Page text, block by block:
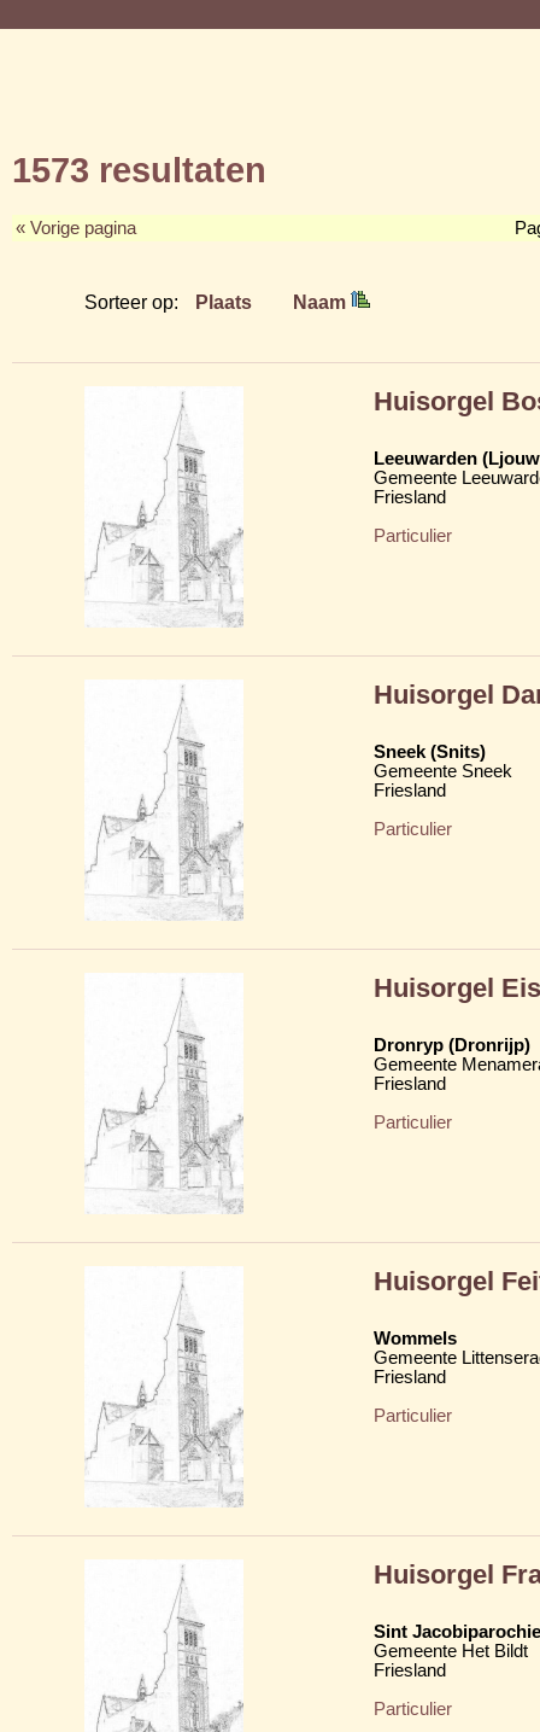
1573 resultaten
« Vorige pagina
Sorteer op: Plaats Naam
Huisorgel
Leeuwarden
Gemeente
Friesland
Particulier
Huisorgel
Sneek (Snits)
Gemeente Sneek
Friesland
Particulier
Huisorgel
Dronryp (Dronrijp)
Gemeente
Friesland
Particulier
Huisorgel
Wommels
Gemeente
Friesland
Particulier
Huisorgel
Sint
Gemeente Het Bildt
Friesland
Particulier